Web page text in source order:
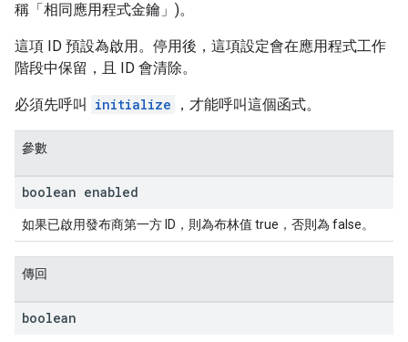
稱「相同應用程式金鑰」)。
這項 ID 預設為啟用。停用後，這項設定會在應用程式工作
階段中保留，且 ID 會清除。
必須先呼叫 initialize ，才能呼叫這個函式。
參數
boolean enabled
如果已啟用發布商第一方 ID，則為布林值 true，否則為 false。
傳回
boolean